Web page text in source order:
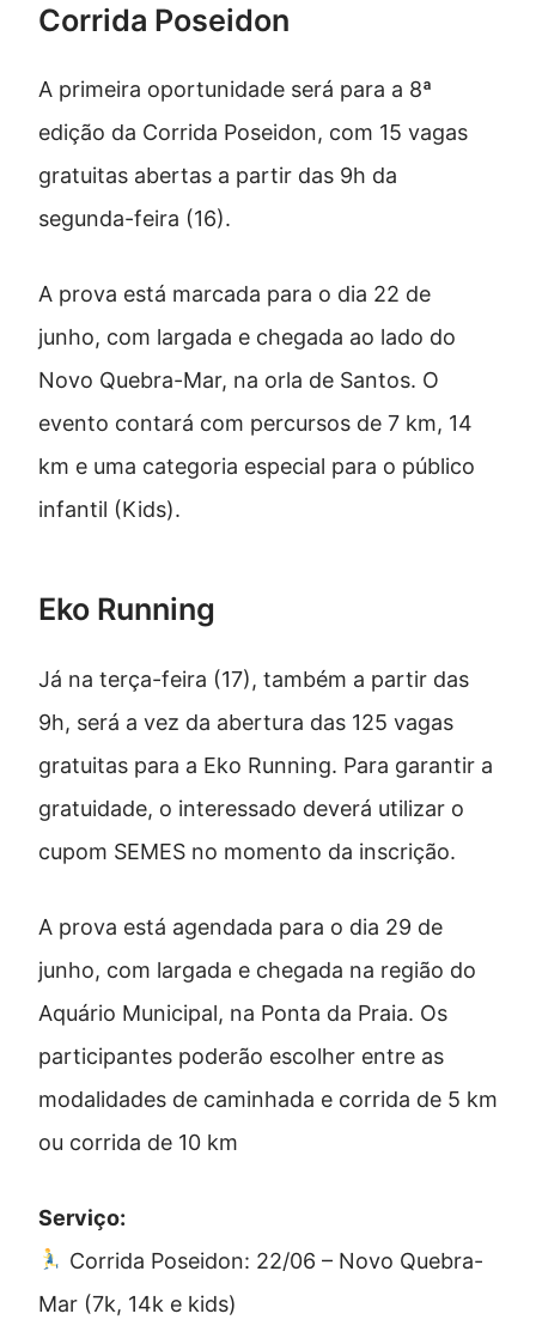
Corrida Poseidon
A primeira oportunidade será para a 8ª
edição da Corrida Poseidon, com 15 vagas
gratuitas abertas a partir das 9h da
segunda-feira (16).
A prova está marcada para o dia 22 de
junho, com largada e chegada ao lado do
Novo Quebra-Mar, na orla de Santos. O
evento contará com percursos de 7 km, 14
km e uma categoria especial para o público
infantil (Kids).
Eko Running
Já na terça-feira (17), também a partir das
9h, será a vez da abertura das 125 vagas
gratuitas para a Eko Running. Para garantir a
gratuidade, o interessado deverá utilizar o
cupom SEMES no momento da inscrição.
A prova está agendada para o dia 29 de
junho, com largada e chegada na região do
Aquário Municipal, na Ponta da Praia. Os
participantes poderão escolher entre as
modalidades de caminhada e corrida de 5 km
ou corrida de 10 km
Serviço:
Corrida Poseidon: 22/06 – Novo Quebra-
Mar (7k, 14k e kids)